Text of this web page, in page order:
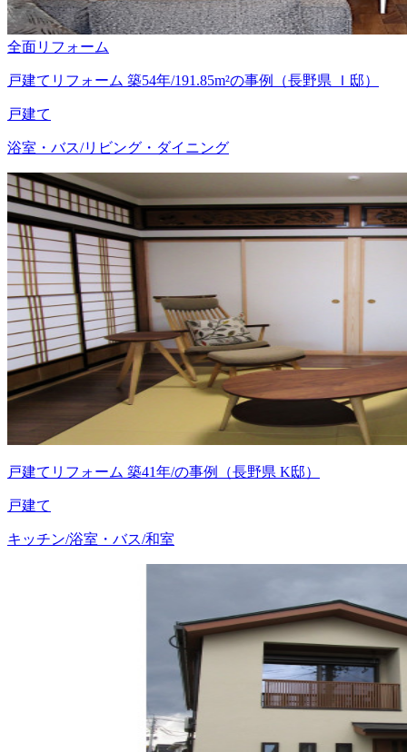
全面リフォーム
戸建てリフォーム 築54年/191.85m²の事例（長野県 Ｉ邸）
戸建て
浴室・バス/リビング・ダイニング
戸建てリフォーム 築41年/の事例（長野県 K邸）
戸建て
キッチン/浴室・バス/和室